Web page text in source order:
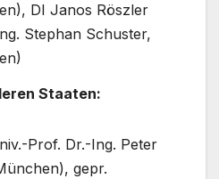
DI Janos Röszler
Stephan Schuster,
Staaten:
Prof. Dr.-Ing. Peter
gepr.